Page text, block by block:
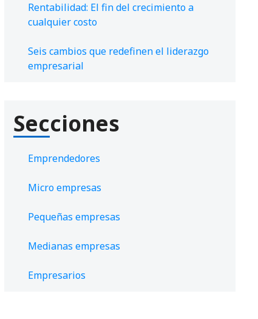
Rentabilidad: El fin del crecimiento a
cualquier costo
Seis cambios que redefinen el liderazgo
empresarial
Secciones
Emprendedores
Micro empresas
Pequeñas empresas
Medianas empresas
Empresarios